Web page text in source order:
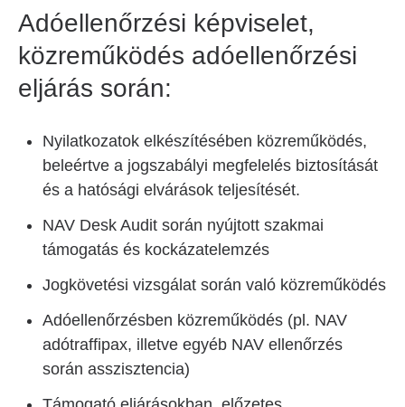
Adóellenőrzési képviselet,
közreműködés adóellenőrzési
eljárás során:
Nyilatkozatok elkészítésében közreműködés,
beleértve a jogszabályi megfelelés biztosítását
és a hatósági elvárások teljesítését.
NAV Desk Audit során nyújtott szakmai
támogatás és kockázatelemzés
Jogkövetési vizsgálat során való közreműködés
Adóellenőrzésben közreműködés (pl. NAV
adótraffipax, illetve egyéb NAV ellenőrzés
során asszisztencia)